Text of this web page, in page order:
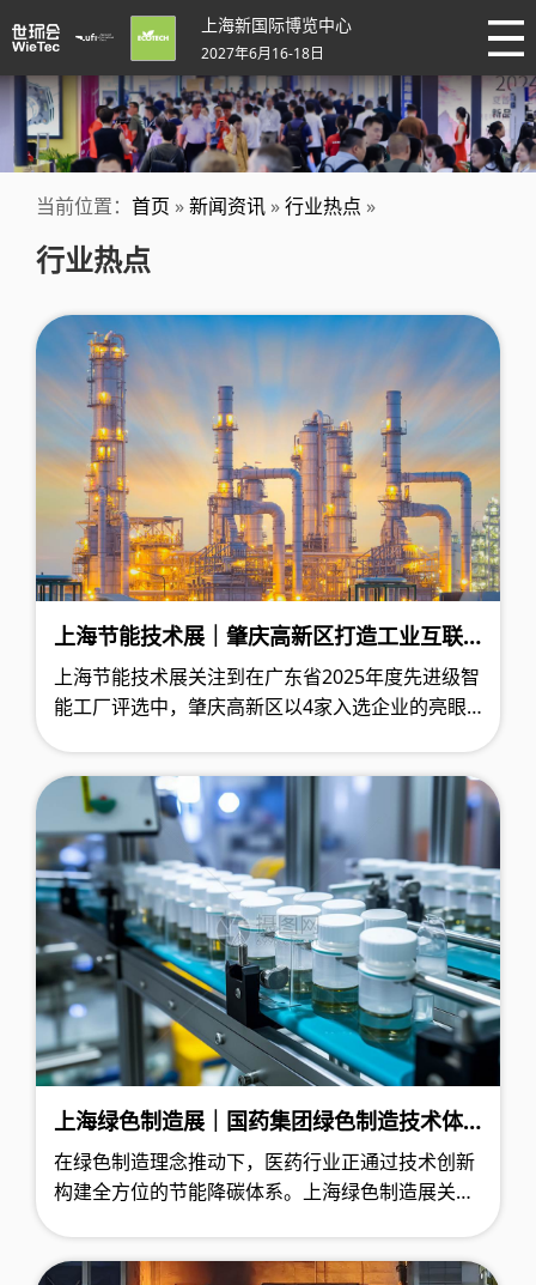
上海新国际博览中心
2027年6月16-18日
当前位置： 首页 »新闻资讯 »行业热点 »
行业热点
上海节能技术展｜肇庆高新区打造工业互联
网平台体系，智慧能源与碳账户驱动制造业
数字化转型
上海节能技术展关注到在广东省2025年度先进级智
能工厂评选中，肇庆高新区以4家入选企业的亮眼
三级推进机制，在智慧能源管理、碳金融创新和产
业链协同等领域形成了一套可复制的数字化转型方
案。
上海绿色制造展｜国药集团绿色制造技术体
系解析：生物制药节能降碳与化学制药循环
工艺创新
在绿色制造理念推动下，医药行业正通过技术创新
构建全方位的节能降碳体系。上海绿色制造展关注